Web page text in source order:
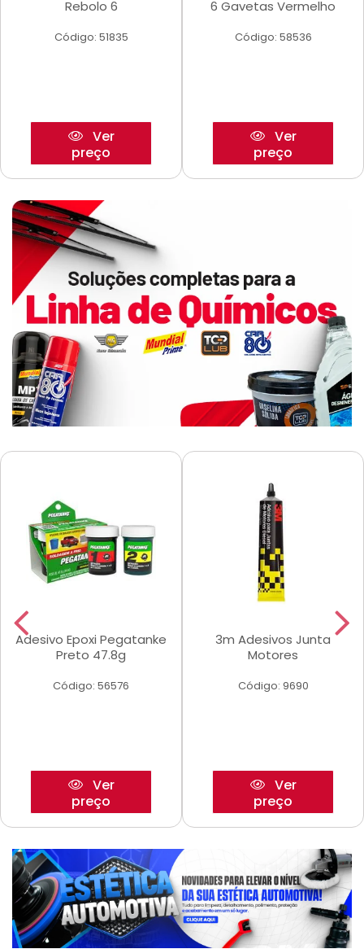
Rebolo 6
Código: 51835
Ver
preço
6 Gavetas Vermelho
Código: 58536
Ver
preço
Adesivo Epoxi Pegatanke
Preto 47.8g
Código: 56576
Ver
preço
3m Adesivos Junta
Motores
Código: 9690
Ver
preço